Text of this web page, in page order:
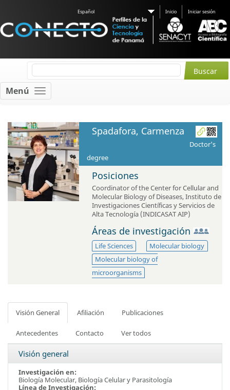
Español Inicio Iniciar sesión
Menú
Spadafora, Carmenza
Doctor's
degree
Posiciones
Coordinator of the Center for Cellular and
Molecular Biology of Diseases,Instituto de
Investigaciones Científicas y Servicios de
Alta Tecnología (INDICASAT AIP)
Áreas de investigación
Life Sciences
Molecular biology
Molecular biology of
microorganisms
Visión General Afiliación Publicaciones
Antecedentes Contacto Ver todos
Visión general
Investigación en:
Biología Molecular, Biología Celular y Parasitología
Línea de Investigación: